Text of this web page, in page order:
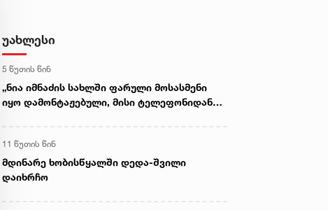
უახლესი
5 წუთის წინ
„ნია იმნაძის სახლში ფარული მოსასმენი
იყო დამონტაჟებული, მისი ტელეფონიდან
11 წუთის წინ
მდინარე ხობისწყალში დედა-შვილი
დაიხრჩო